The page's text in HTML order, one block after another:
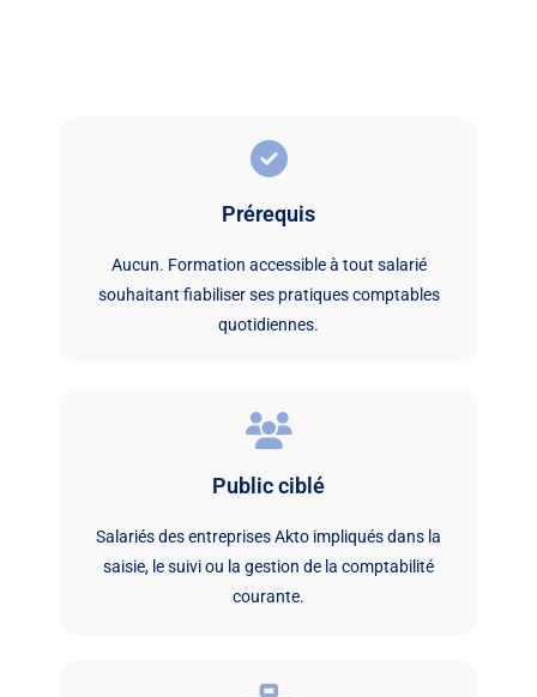
Prérequis
Aucun. Formation accessible à tout salarié
souhaitant fiabiliser ses pratiques comptables
quotidiennes.
Public ciblé
Salariés des entreprises Akto impliqués dans la
saisie, le suivi ou la gestion de la comptabilité
courante.